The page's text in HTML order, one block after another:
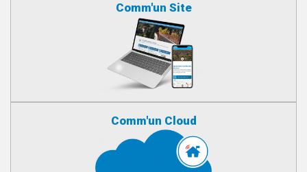
Comm'un Site
Comm'un Cloud